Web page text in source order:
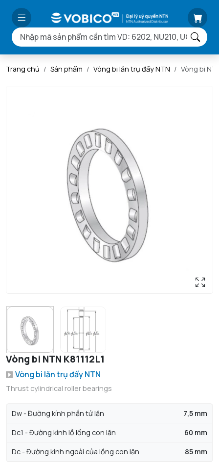
Trang chủ Sản phẩm Vòng bi lăn trụ đẩy NTN Vòng bi
Vòng bi NTN K81112L1
Vòng bi lăn trụ đẩy NTN
Thrust cylindrical roller bearings
Dw - Đường kính phần tử lăn 7,5 mm
Dc1 - Đường kính lỗ lồng con lăn 60 mm
Dc - Đường kính ngoài của lồng con lăn 85 mm